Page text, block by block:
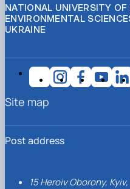
NATIONAL UNIVERSITY OF
ENVIRONMENTAL
UKRAINE
Post address
15 Heroiv Oborony,
Site map